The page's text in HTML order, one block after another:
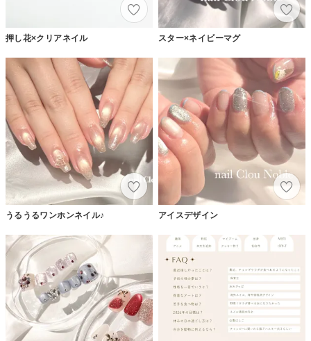
押し花×クリアネイル スター×ネイビーマグ
うるうるワンホンネイル♪ アイスデザイン